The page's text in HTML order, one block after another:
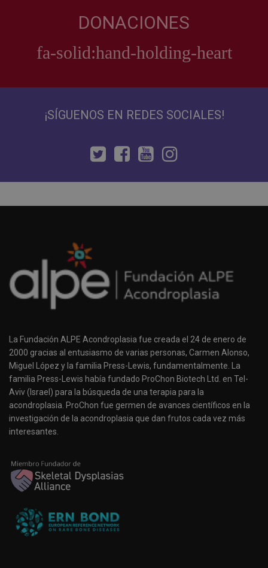
DONACIONES
¡SÍGUENOS EN REDES SOCIALES!
La Fundación ALPE Acondroplasia fue creada el 24 de enero de
2000 gracias al entusiasmo de varias personas, Carmen Alonso,
Miguel López y la familia Press-Lewis, fundamentalmente. La
familia Press-Lewis había fundado ProChon Biotech Ltd. en Tel-
Aviv (Israel) para la búsqueda de una terapia para la
acondroplasia. ProChon fue germen de avances científicos en la
investigación de la acondroplasia que dan frutos cada vez más
interesantes.